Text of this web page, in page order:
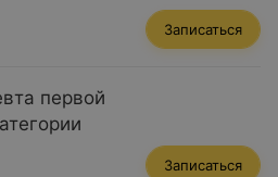
Записаться
первой
Записаться